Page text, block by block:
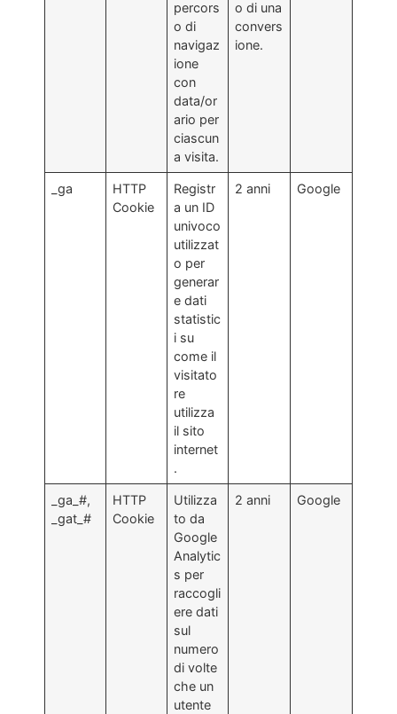
percors
o di
navigaz
ione
con
data/or
ario per
ciascun
a visita.
o di una
convers
ione.
_ga
HTTP
Cookie
Registr
a un ID
univoco
utilizzat
o per
generar
e dati
statistic
i su
come il
visitato
re
utilizza
il sito
internet
.
2 anni Google
_ga_#,
_gat_#
HTTP
Cookie
Utilizza
to da
Google
Analytic
s per
raccogli
ere dati
sul
numero
di volte
che un
utente
2 anni Google